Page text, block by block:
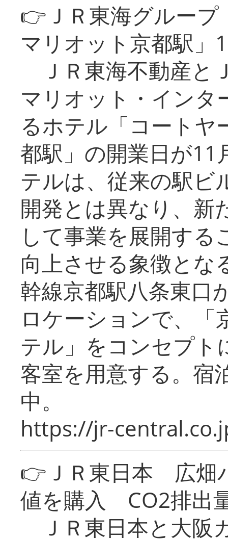
👉ＪＲ東海グルー
マリオット京都駅」
ＪＲ東海不動産と
マリオット・インタ
るホテル「コートヤ
都駅」の開業日が11
テルは、従来の駅ビ
開発とは異なり、新
して事業を展開する
向上させる象徴とな
幹線京都駅八条東口
ロケーションで、「
テル」をコンセプト
客室を用意する。宿
中。
https://jr-
👉ＪＲ東日本 広畑
値を購入 CO2排出
ＪＲ東日本と大阪